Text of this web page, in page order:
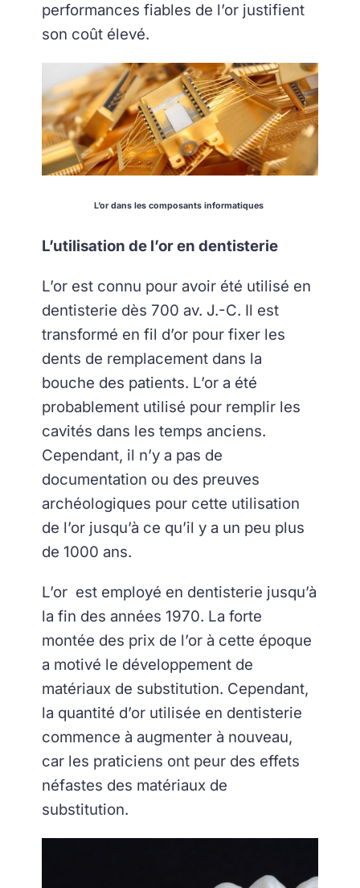
performances fiables de l’or justifient
son coût élevé.
L’or dans les composants informatiques
L’utilisation de l’or en dentisterie
L’or est connu pour avoir été utilisé en
dentisterie dès 700 av. J.-C. Il est
transformé en fil d’or pour fixer les
dents de remplacement dans la
bouche des patients. L’or a été
probablement utilisé pour remplir les
cavités dans les temps anciens.
Cependant, il n’y a pas de
documentation ou des preuves
archéologiques pour cette utilisation
de l’or jusqu’à ce qu’il y a un peu plus
de 1000 ans.
L’or est employé en dentisterie jusqu’à
la fin des années 1970. La forte
montée des prix de l’or à cette époque
a motivé le développement de
matériaux de substitution. Cependant,
la quantité d’or utilisée en dentisterie
commence à augmenter à nouveau,
car les praticiens ont peur des effets
néfastes des matériaux de
substitution.